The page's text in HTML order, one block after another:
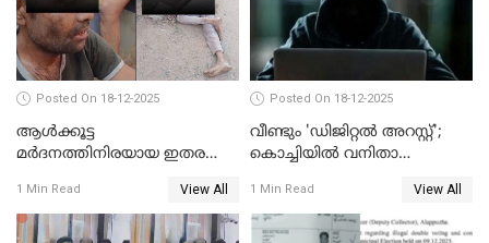
Posted On 18-12-2025
ആൾക്കൂട്ട
മർദനത്തിനിരയായ ഇതര
നടുക്കുന്ന സംഭവം
വാളയാറിൽ
1 Min Read View All
Posted On 18-12-2025
വീണ്ടും 'ഡിജിറ്റല്‍ അറസ്റ്റ്';
കൊച്ചിയില്‍ വനിതാ
കോടി രൂപ
1 Min Read View All